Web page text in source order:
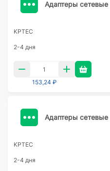
Адаптеры сетевые
KPTEC
2-4 дня
153,24 ₽
Адаптеры
KPTEC
2-4 дня